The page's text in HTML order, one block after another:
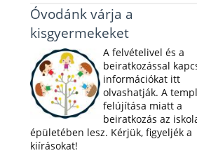
Óvodánk várja a
kisgyermekeket
A felvételivel és a
beiratkozással
információkat itt
olvashatják. A
felújítása miatt a
beiratkozás az
épületében lesz. Kérjük, figyeljék a
kiírásokat!